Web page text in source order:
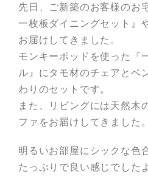
先日、ご新築のお客様のお
一枚板ダイニングセット』
お届けしてきました。
モンキーポッドを使った『
ル』にタモ材のチェアとベ
わりのセットです。
また、リビングには天然木
ファをお届けしてきました。
明るいお部屋にシックな色
たっぷりで良い感じでした